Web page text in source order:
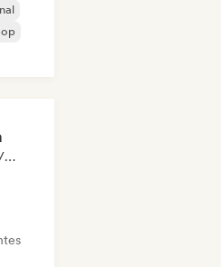
Medios De Comunicación/Periodista